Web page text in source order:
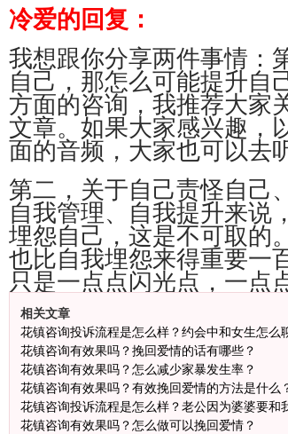
冷爱的回复：
我想跟你分享两件事情：
自己，那怎么可能提升自
方面的咨询，我推荐大家
文章。如果大家感兴趣，
面的音频，大家也可以去
第二，关于自己责怪自己
自我管理、自我提升来说
埋怨自己，这是不可取的
也比自我埋怨来得重要一
只是一点点闪光点，一点
相关文章
花镇咨询投诉流程是怎么样？约会中和女生怎么
花镇咨询有效果吗？挽回爱情的话有哪些？
花镇咨询有效果吗？怎么减少家暴发生率？
花镇咨询有效果吗？有效挽回爱情的方法是什么
花镇咨询投诉流程是怎么样？老公因为婆婆要和
花镇咨询有效果吗？怎么做可以挽回爱情？